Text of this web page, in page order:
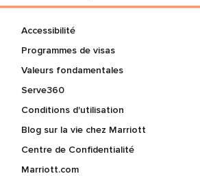
Accessibilité
Programmes de visas
Valeurs fondamentales
Serve360
Conditions d'utilisation
Blog sur la vie chez Marriott
Centre de Confidentialité
Marriott.com